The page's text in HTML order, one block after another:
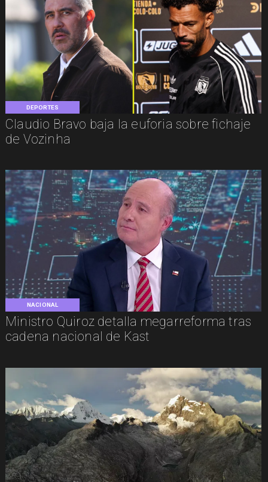
DEPORTES
Claudio Bravo baja la euforia sobre fichaje
de Vozinha
NACIONAL
Ministro Quiroz detalla megarreforma tras
cadena nacional de Kast